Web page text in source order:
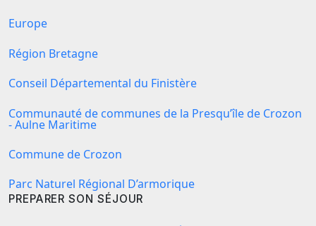
Europe
Région Bretagne
Conseil Départemental du Finistère
Communauté de communes de la Presqu’île de Crozon
- Aulne Maritime
Commune de Crozon
Parc Naturel Régional D’armorique
PREPARER SON SÉJOUR